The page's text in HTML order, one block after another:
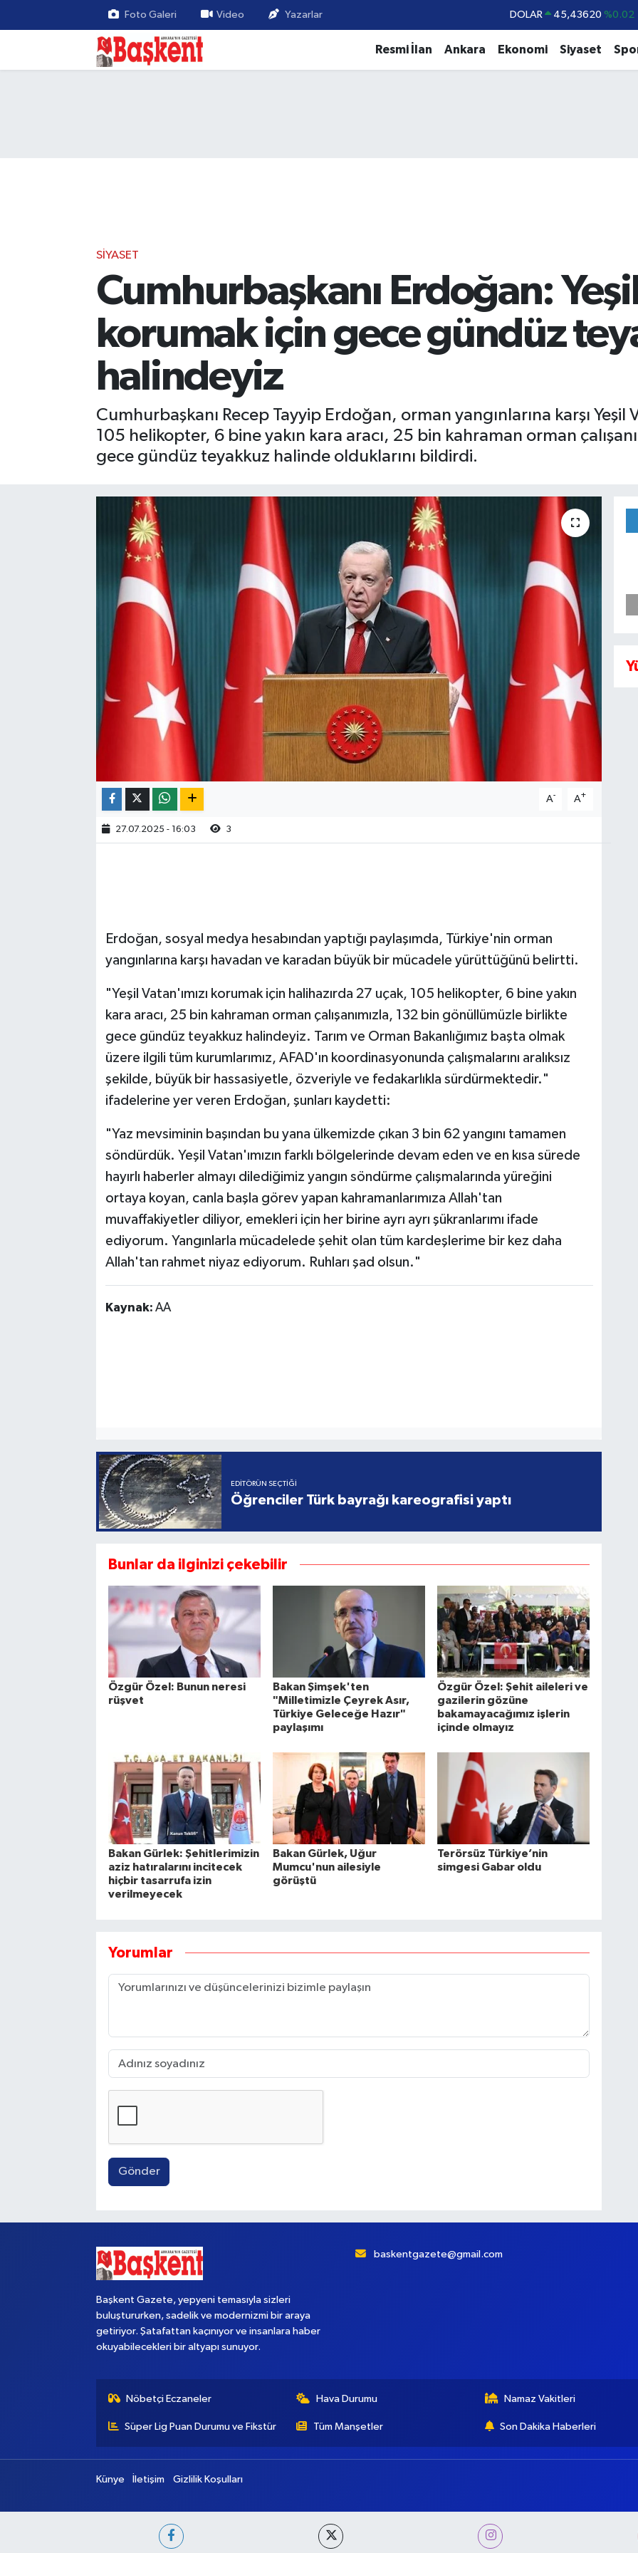
Foto Galeri Video Yazarlar DOLAR 45,43620 %0.02
Resmi İlan Ankara Ekonomi Siyaset
SIYASET
Cumhurbaşkanı Erdoğan:
korumak için gece gündüz
halindeyiz
Cumhurbaşkanı Recep Tayyip Erdoğan, orman yangınlarına karşı
105 helikopter, 6 bine yakın kara aracı, 25 bin kahraman orman
gece gündüz teyakkuz halinde olduklarını bildirdi.
A- A+
27.07.2025 - 16:03 3
Erdoğan, sosyal medya hesabından yaptığı paylaşımda, Türkiye'nin orman
yangınlarına karşı havadan ve karadan büyük bir mücadele yürüttüğünü belirtti.
"Yeşil Vatan'ımızı korumak için halihazırda 27 uçak, 105 helikopter, 6 bine yakın
kara aracı, 25 bin kahraman orman çalışanımızla, 132 bin gönüllümüzle birlikte
gece gündüz teyakkuz halindeyiz. Tarım ve Orman Bakanlığımız başta olmak
üzere ilgili tüm kurumlarımız, AFAD'ın koordinasyonunda çalışmalarını aralıksız
şekilde, büyük bir hassasiyetle, özveriyle ve fedakarlıkla sürdürmektedir."
ifadelerine yer veren Erdoğan, şunları kaydetti:
"Yaz mevsiminin başından bu yana ülkemizde çıkan 3 bin 62 yangını tamamen
söndürdük. Yeşil Vatan'ımızın farklı bölgelerinde devam eden ve en kısa sürede
hayırlı haberler almayı dilediğimiz yangın söndürme çalışmalarında yüreğini
ortaya koyan, canla başla görev yapan kahramanlarımıza Allah'tan
muvaffakiyetler diliyor, emekleri için her birine ayrı ayrı şükranlarımı ifade
ediyorum. Yangınlarla mücadelede şehit olan tüm kardeşlerime bir kez daha
Allah'tan rahmet niyaz ediyorum. Ruhları şad olsun."
Kaynak: AA
EDITÖRÜN SEÇTIĞI
Öğrenciler Türk bayrağı kareografisi yaptı
Bunlar da ilginizi çekebilir
Özgür Özel: Bunun neresi
rüşvet
Bakan Şimşek'ten
"Milletimizle Çeyrek Asır,
Türkiye Geleceğe Hazır"
paylaşımı
Özgür Özel: Şehit aileleri ve
gazilerin gözüne
bakamayacağımız işlerin
içinde olmayız
Bakan Gürlek: Şehitlerimizin
aziz hatıralarını incitecek
hiçbir tasarrufa izin
verilmeyecek
Bakan Gürlek, Uğur
Mumcu'nun ailesiyle
görüştü
Terörsüz Türkiye’nin
simgesi Gabar oldu
Yorumlar
Gönder
Başkent Gazete, yepyeni temasıyla sizleri
buluştururken, sadelik ve modernizmi bir araya
getiriyor. Şatafattan kaçınıyor ve insanlara haber
okuyabilecekleri bir altyapı sunuyor.
baskentgazete@gmail.com
Nöbetçi Eczaneler Hava Durumu Namaz Vakitleri
Süper Lig Puan Durumu ve Fikstür Tüm Manşetler Son Dakika Haberleri
Künye İletişim Gizlilik Koşulları